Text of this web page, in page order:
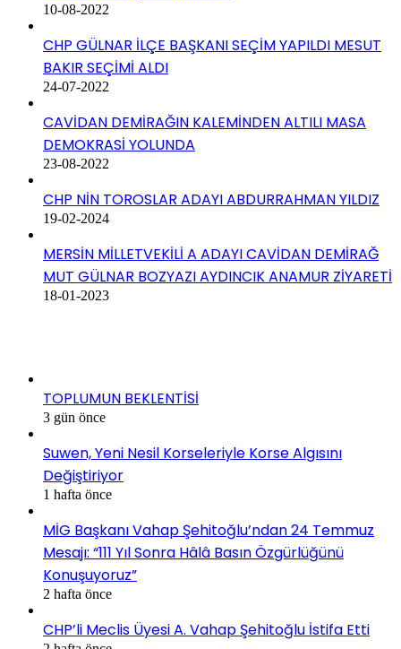
10-08-2022
CHP GÜLNAR İLÇE BAŞKANI SEÇİM YAPILDI MESUT
BAKIR SEÇİMİ ALDI
24-07-2022
CAVİDAN DEMİRAĞIN KALEMİNDEN ALTILI MASA
DEMOKRASİ YOLUNDA
23-08-2022
CHP NİN TOROSLAR ADAYI ABDURRAHMAN YILDIZ
19-02-2024
MERSİN MİLLETVEKİLİ A ADAYI CAVİDAN DEMİRAĞ
MUT GÜLNAR BOZYAZI AYDINCIK ANAMUR ZİYARETİ
18-01-2023
TOPLUMUN BEKLENTİSİ
3 gün önce
Suwen, Yeni Nesil Korseleriyle Korse Algısını
Değiştiriyor
1 hafta önce
MİG Başkanı Vahap Şehitoğlu’ndan 24 Temmuz
Mesajı: “111 Yıl Sonra Hâlâ Basın Özgürlüğünü
Konuşuyoruz”
2 hafta önce
CHP’li Meclis Üyesi A. Vahap Şehitoğlu İstifa Etti